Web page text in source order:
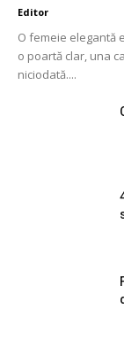
Editor
O femeie elegantă
o poartă clar, una
niciodată....